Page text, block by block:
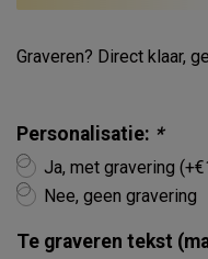
Graveren? Direct klaar,
Personalisatie: *
Ja, met gravering
Nee, geen gravering
Te graveren tekst